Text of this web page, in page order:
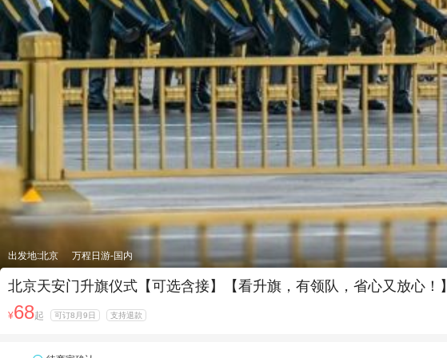
出发地:北京 万程日游-国内
北京天安门升旗仪式【可选含接】【看升旗，有领队，省心又放心！】
¥68起 可订8月9日 支持退款